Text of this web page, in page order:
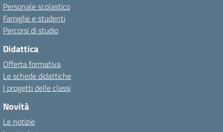
Personale scolastico
Famiglie e studenti
Percorsi di studio
Didattica
Offerta formativa
Le schede didattiche
I progetti delle classi
Novità
Le notizie